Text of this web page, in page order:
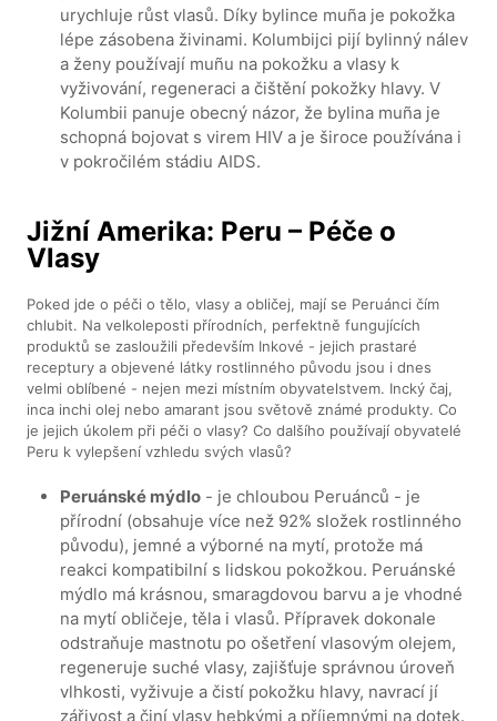
urychluje růst vlasů. Díky bylince muña je pokožka
lépe zásobena živinami. Kolumbijci pijí bylinný nálev
a ženy používají muñu na pokožku a vlasy k
vyživování, regeneraci a čištění pokožky hlavy. V
Kolumbii panuje obecný názor, že bylina muña je
schopná bojovat s virem HIV a je široce používána i
v pokročilém stádiu AIDS.
Jižní Amerika: Peru – Péče o
Vlasy
Poked jde o péči o tělo, vlasy a obličej, mají se Peruánci čím
chlubit. Na velkoleposti přírodních, perfektně fungujících
produktů se zasloužili především Inkové - jejich prastaré
receptury a objevené látky rostlinného původu jsou i dnes
velmi oblíbené - nejen mezi místním obyvatelstvem. Incký čaj,
inca inchi olej nebo amarant jsou světově známé produkty. Co
je jejich úkolem při péči o vlasy? Co dalšího používají obyvatelé
Peru k vylepšení vzhledu svých vlasů?
Peruánské mýdlo - je chloubou Peruánců - je
přírodní (obsahuje více než 92% složek rostlinného
původu), jemné a výborné na mytí, protože má
reakci kompatibilní s lidskou pokožkou. Peruánské
mýdlo má krásnou, smaragdovou barvu a je vhodné
na mytí obličeje, těla i vlasů. Přípravek dokonale
odstraňuje mastnotu po ošetření vlasovým olejem,
regeneruje suché vlasy, zajišťuje správnou úroveň
vlhkosti, vyživuje a čistí pokožku hlavy, navrací jí
zářivost a činí vlasy hebkými a příjemnými na dotek.